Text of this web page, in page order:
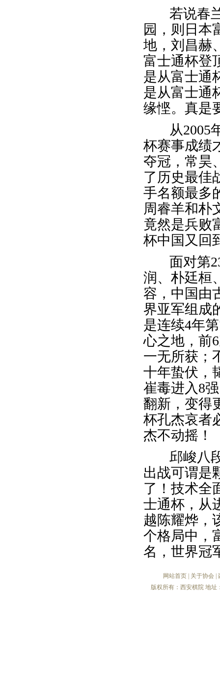
若说春
园，则日本
地，刘昌赫
富士通杯登
是从富士通
是从富士通
缘悭。真是
从2005
杯赛事成绩
夺冠，常昊
了历史最佳
手名额最多
周睿羊和朴
竟然是兵败
杯中国又回
面对第
润、朴廷桓
容， 中国由
界亚军组成
是连续4年
心之地，前
一无所获；
十年蛰伏，
崔毒进入8
翻新，变得
杯孔杰哀者
杰不动摇！
邱峻八
出战可谓是
了！技术全
士通杯，从
越陈耀烨，
个格局中，
名，世界冠
网站首页 关于协会
版权所有：西安棋院 地址